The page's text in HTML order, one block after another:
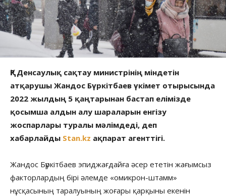
ҚР Денсаулық сақтау министрінің міндетін
атқарушы Жандос Бүркітбаев үкімет отырысында
2022 жылдың 5 қаңтарынан бастап елімізде
қосымша алдын алу шараларын енгізу
жоспарлары туралы мәлімдеді, деп
хабарлайды Stan.kz ақпарат агенттігі.
Жандос Бүркітбаев эпиджағдайға әсер ететін жағымсыз
факторлардың бірі әлемде «омикрон-штамм»
нұсқасының таралуының жоғары қарқыны екенін